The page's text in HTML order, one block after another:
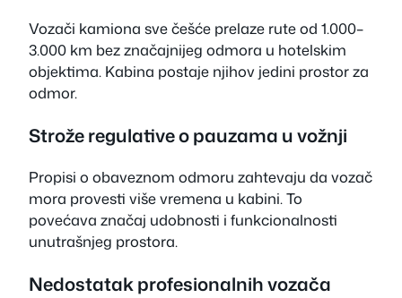
Vozači kamiona sve češće prelaze rute od 1.000–
3.000 km bez značajnijeg odmora u hotelskim
objektima. Kabina postaje njihov jedini prostor za
odmor.
Strože regulative o pauzama u vožnji
Propisi o obaveznom odmoru zahtevaju da vozač
mora provesti više vremena u kabini. To
povećava značaj udobnosti i funkcionalnosti
unutrašnjeg prostora.
Nedostatak profesionalnih vozača